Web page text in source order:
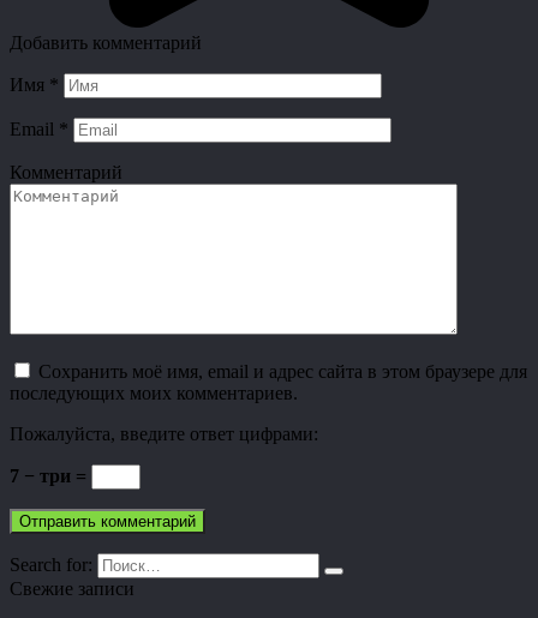
Добавить комментарий
Имя *
Email *
Комментарий
Сохранить моё имя, email и адрес сайта в этом браузере для
последующих моих комментариев.
Пожалуйста, введите ответ цифрами:
7 − три =
Search for:
Свежие записи